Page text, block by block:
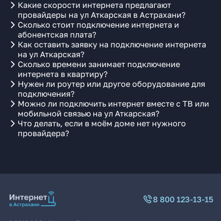
Какие скорости интернета предлагают
провайдеры на ул Аткарская в Астрахани?
Сколько стоит подключение интернета и
абонентская плата?
Как оставить заявку на подключение интернета
на ул Аткарская?
Сколько времени занимает подключение
интернета в квартиру?
Нужен ли роутер или другое оборудование для
подключения?
Можно ли подключить интернет вместе с ТВ или
мобильной связью на ул Аткарская?
Что делать, если в моём доме нет нужного
провайдера?
8 800 123-13-15